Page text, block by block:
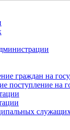
граждан на
поступление на